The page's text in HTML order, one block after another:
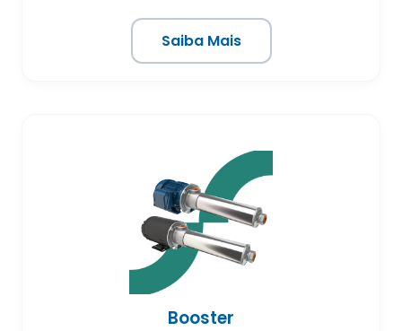
Saiba Mais
Booster